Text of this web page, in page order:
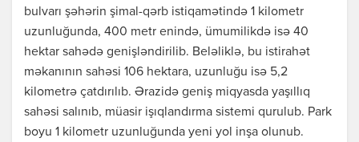
bulvarı şəhərin şimal-qərb istiqamətində 1 kilometr
uzunluğunda, 400 metr enində, ümumilikdə isə 40
hektar sahədə genişləndirilib. Beləliklə, bu istirahət
məkanının sahəsi 106 hektara, uzunluğu isə 5,2
kilometrə çatdırılıb. Ərazidə geniş miqyasda yaşıllıq
sahəsi salınıb, müasir işıqlandırma sistemi qurulub. Park
boyu 1 kilometr uzunluğunda yeni yol inşa olunub.